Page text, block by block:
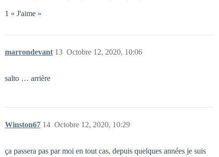
1 « J'aime »
marrondevant Octobre 12, 2020, 10:06
13
salto … arrière
Winston67 Octobre 12, 2020, 10:29
14
ça passera pas par moi en tout cas, depuis quelques années je suis